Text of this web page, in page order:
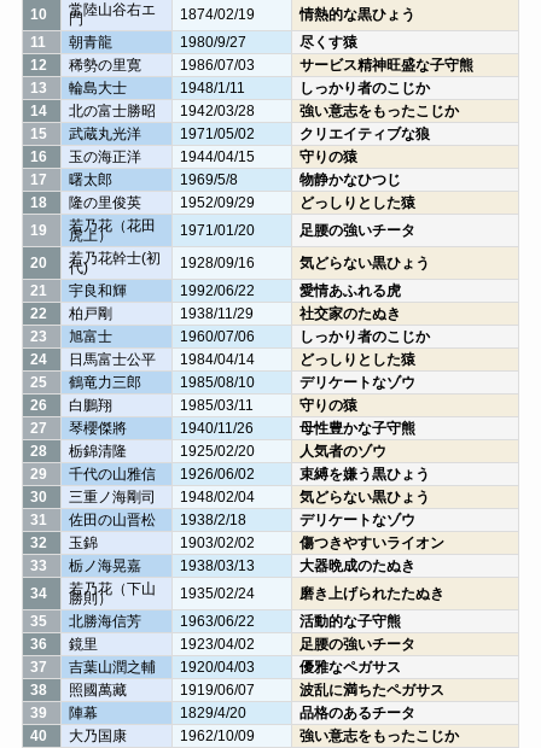
10
常陸山谷右エ
門 1874/02/19
情熱的な黒ひょう
11
朝青龍 1980/9/27
尽くす猿
12
稀勢の里寛 1986/07/03
サービス精神旺盛な子守熊
13
輪島大士 1948/1/11
しっかり者のこじか
14
北の富士勝昭 1942/03/28
強い意志をもったこじか
15
武蔵丸光洋 1971/05/02
クリエイティブな狼
16
玉の海正洋 1944/04/15
守りの猿
17
曙太郎 1969/5/8
物静かなひつじ
18
隆の里俊英 1952/09/29
どっしりとした猿
19
若乃花（花田
虎上） 1971/01/20 足腰の強いチータ
20 若乃花幹士(初
代) 1928/09/16
気どらない黒ひょう
21
宇良和輝 1992/06/22
愛情あふれる虎
22
柏戸剛 1938/11/29
社交家のたぬき
23
旭富士 1960/07/06
しっかり者のこじか
24
日馬富士公平 1984/04/14
どっしりとした猿
25
鶴竜力三郎 1985/08/10
デリケートなゾウ
26
白鵬翔 1985/03/11
守りの猿
27
琴櫻傑將 1940/11/26
母性豊かな子守熊
28
栃錦清隆 1925/02/20
人気者のゾウ
29
千代の山雅信 1926/06/02
束縛を嫌う黒ひょう
30
三重ノ海剛司 1948/02/04
気どらない黒ひょう
31
佐田の山晋松 1938/2/18
デリケートなゾウ
32
玉錦 1903/02/02
傷つきやすいライオン
33
栃ノ海晃嘉 1938/03/13
大器晩成のたぬき
34
若乃花（下山
勝則） 1935/02/24
磨き上げられたたぬき
35
北勝海信芳 1963/06/22
活動的な子守熊
36
鏡里 1923/04/02
足腰の強いチータ
37
吉葉山潤之輔 1920/04/03
優雅なペガサス
38
照國萬藏 1919/06/07
波乱に満ちたペガサス
39
陣幕 1829/4/20
品格のあるチータ
40
大乃国康 1962/10/09 強い意志をもったこじか